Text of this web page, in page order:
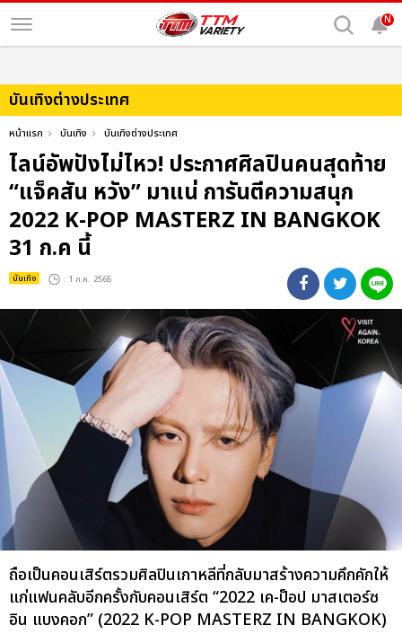
N
บันเทิงต่างประเทศ
หน้าแรก บันเทิง บันเทิงต่างประเทศ
ไลน์อัพปังไม่ไหว! ประกาศศิลปินคนสุดท้าย
“แจ็คสัน หวัง” มาแน่ การันตีความสนุก
2022 K-POP MASTERZ IN BANGKOK
31 ก.ค นี้
บันเทิง : 1 ก.ค. 2565
ถือเป็นคอนเสิร์ตรวมศิลปินเกาหลีที่กลับมาสร้างความคึกคักให้
แก่แฟนคลับอีกครั้งกับคอนเสิร์ต “2022 เค-ป็อป มาสเตอร์ซ
อิน แบงคอก” (2022 K-POP MASTERZ IN BANGKOK)